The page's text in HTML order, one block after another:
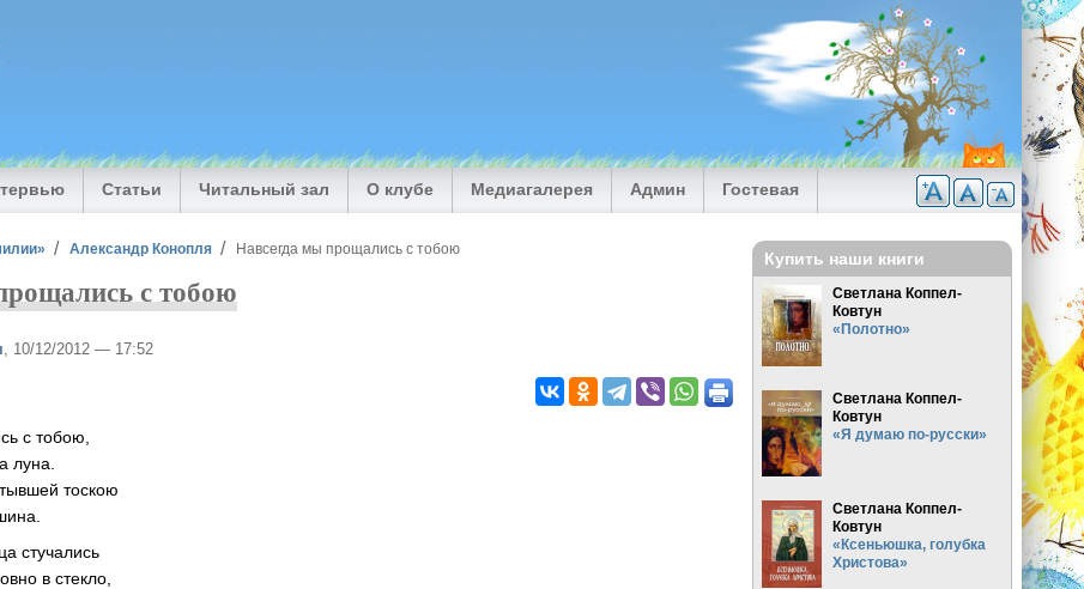
Статьи Читальный зал О клубе Медиагалерея Админ Гостевая
Александр Конопля Навсегда мы прощались с тобою
с тобою
, 10/12/2012 — 17:52
с тобою,
луна.
тоскою
стучались
в стекло,
Купить наши книги
Светлана Коппел-
Ковтун
«Полотно»
Светлана Коппел-
Ковтун
«Я думаю по-русски»
Светлана Коппел-
Ковтун
«Ксеньюшка, голубка
Христова»